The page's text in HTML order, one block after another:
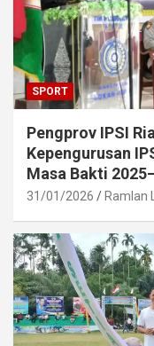
SPORT
Pengprov IPSI
Kepengurusan
Masa Bakti
31/01/2026 Ramlan